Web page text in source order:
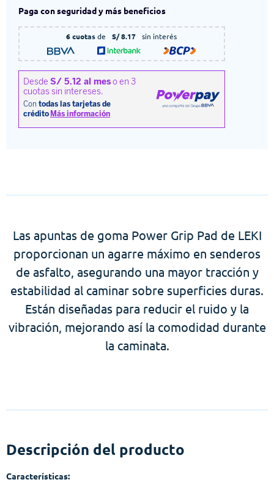
Paga con seguridad y más beneficios
6 cuotasde S/ 8.17 sin interés
Las apuntas de goma Power Grip Pad de LEKI
proporcionan un agarre máximo en senderos
de asfalto, asegurando una mayor tracción y
estabilidad al caminar sobre superficies duras.
Están diseñadas para reducir el ruido y la
vibración, mejorando así la comodidad durante
la caminata.
Descripción del producto
Características: